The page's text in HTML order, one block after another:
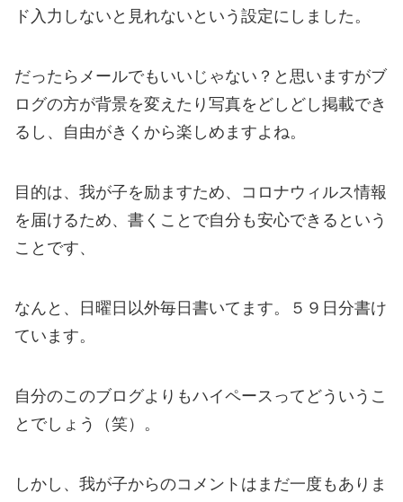
ド入力しないと見れないという設定にしました。
だったらメールでもいいじゃない？と思いますがブ
ログの方が背景を変えたり写真をどしどし掲載でき
るし、自由がきくから楽しめますよね。
目的は、我が子を励ますため、コロナウィルス情報
を届けるため、書くことで自分も安心できるという
ことです、
なんと、日曜日以外毎日書いてます。５９日分書け
ています。
自分のこのブログよりもハイペースってどういうこ
とでしょう（笑）。
しかし、我が子からのコメントはまだ一度もありま